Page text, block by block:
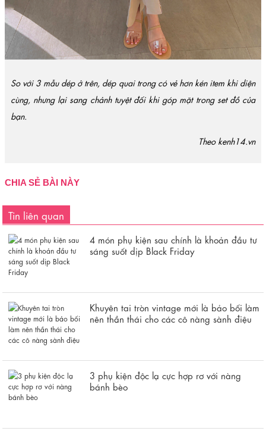
So với 3 mẫu dép ở trên, dép quai trong có vẻ hơn kén item khi diện
cùng, nhưng lại sang chảnh tuyệt đối khi góp mặt trong set đồ của
bạn.
Theo kenh14.vn
CHIA SẺ BÀI NÀY
Tin liên quan
4 món phụ kiện sau chính là khoản đầu tư
sáng suốt dịp Black Friday
Khuyên tai tròn vintage mới là bảo bối làm
nên thần thái cho các cô nàng sành điệu
3 phụ kiện độc lạ cực hợp rơ với nàng
bánh bèo